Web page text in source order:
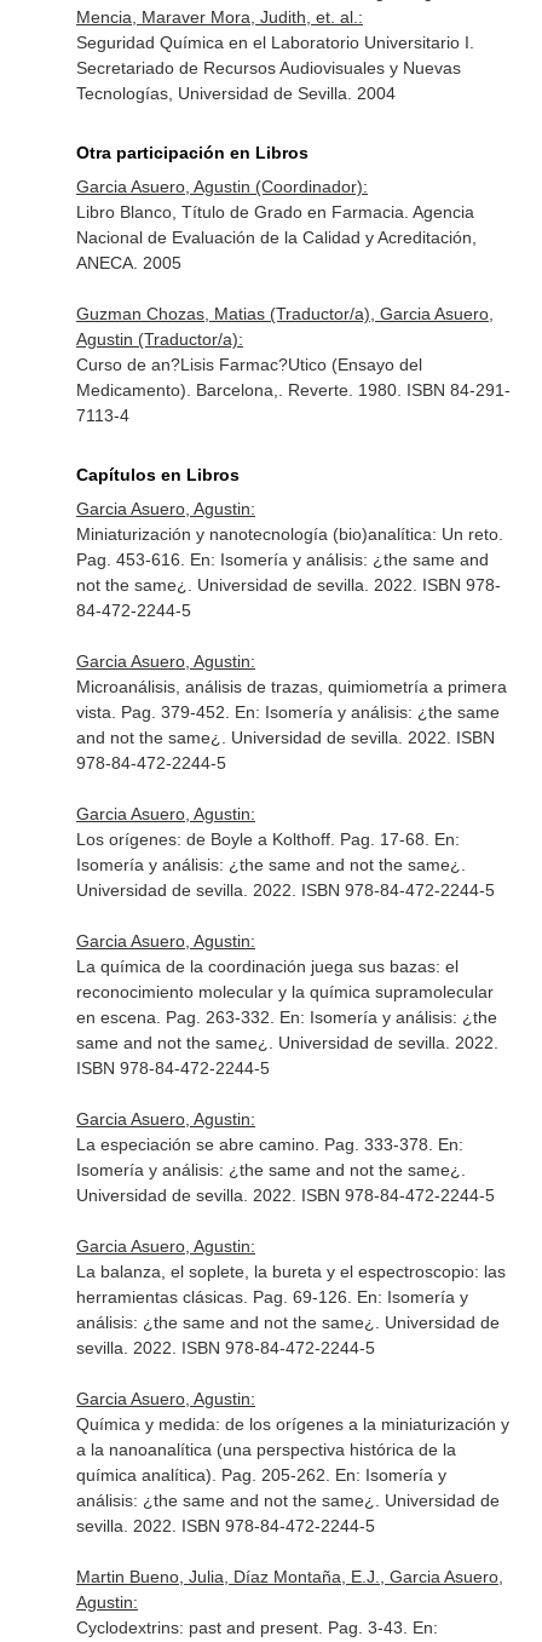
Mencia, Maraver Mora, Judith, et. al.:
Seguridad Química en el Laboratorio Universitario I.
Secretariado de Recursos Audiovisuales y Nuevas
Tecnologías, Universidad de Sevilla. 2004
Otra participación en Libros
Garcia Asuero, Agustin (Coordinador):
Libro Blanco, Título de Grado en Farmacia. Agencia
Nacional de Evaluación de la Calidad y Acreditación,
ANECA. 2005
Guzman Chozas, Matias (Traductor/a), Garcia Asuero,
Agustin (Traductor/a):
Curso de an?Lisis Farmac?Utico (Ensayo del
Medicamento). Barcelona,. Reverte. 1980. ISBN 84-291-
7113-4
Capítulos en Libros
Garcia Asuero, Agustin:
Miniaturización y nanotecnología (bio)analítica: Un reto.
Pag. 453-616. En: Isomería y análisis: ¿the same and
not the same¿
. Universidad de sevilla. 2022. ISBN 978-
84-472-2244-5
Garcia Asuero, Agustin:
Microanálisis, análisis de trazas, quimiometría a primera
vista. Pag. 379-452. En: Isomería y análisis: ¿the same
and not the same¿
. Universidad de sevilla. 2022. ISBN
978-84-472-2244-5
Garcia Asuero, Agustin:
Los orígenes: de Boyle a Kolthoff. Pag. 17-68. En:
Isomería y análisis: ¿the same and not the same¿
Universidad de sevilla. 2022. ISBN 978-84-472-2244-5
Garcia Asuero, Agustin:
La química de la coordinación juega sus bazas: el
reconocimiento molecular y la química supramolecular
en escena. Pag. 263-332. En: Isomería y análisis: ¿the
same and not the same¿
. Universidad de sevilla. 2022.
ISBN 978-84-472-2244-5
Garcia Asuero, Agustin:
La especiación se abre camino. Pag. 333-378. En:
Isomería y análisis: ¿the same and not the same¿
Universidad de sevilla. 2022. ISBN 978-84-472-2244-5
Garcia Asuero, Agustin:
La balanza, el soplete, la bureta y el espectroscopio: las
herramientas clásicas. Pag. 69-126. En: Isomería y
análisis: ¿the same and not the same¿
. Universidad de
sevilla. 2022. ISBN 978-84-472-2244-5
Garcia Asuero, Agustin:
Química y medida: de los orígenes a la miniaturización y
a la nanoanalítica (una perspectiva histórica de la
química analítica). Pag. 205-262. En: Isomería y
análisis: ¿the same and not the same¿
. Universidad de
sevilla. 2022. ISBN 978-84-472-2244-5
Martin Bueno, Julia, Díaz Montaña, E.J., Garcia Asuero,
Agustin:
Cyclodextrins: past and present. Pag. 3-43. En: